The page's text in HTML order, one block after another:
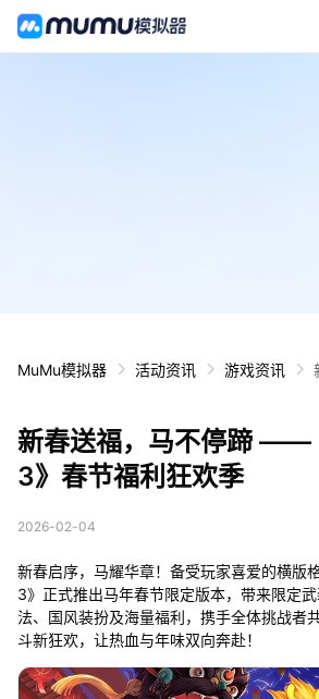
MuMu模拟器 活动资讯 游戏资讯
新春送福，马不停蹄 ——
3》春节福利狂欢季
2026-02-04
新春启序，马耀华章！备受玩家喜爱的横版
3》正式推出马年春节限定版本，带来限定
法、国风装扮及海量福利，携手全体挑战者
斗新狂欢，让热血与年味双向奔赴！